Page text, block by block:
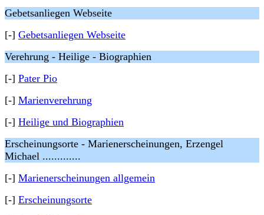
Gebetsanliegen Webseite
[-] Gebetsanliegen Webseite
Verehrung - Heilige - Biographien
[-] Pater Pio
[-] Marienverehrung
[-] Heilige und Biographien
Erscheinungsorte - Marienerscheinungen, Erzengel
Michael .............
[-] Marienerscheinungen allgemein
[-] Erscheinungsorte